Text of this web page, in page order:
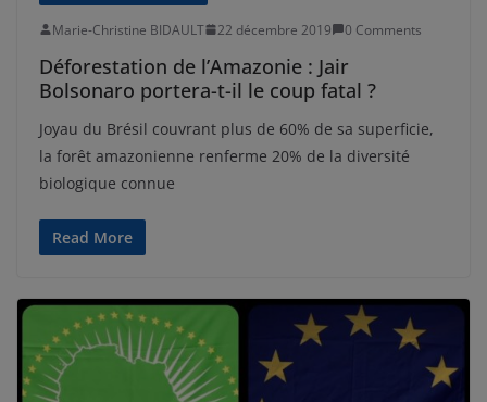
Marie-Christine BIDAULT 22 décembre 2019 0 Comments
Déforestation de l’Amazonie : Jair
Bolsonaro portera-t-il le coup fatal ?
Joyau du Brésil couvrant plus de 60% de sa superficie,
la forêt amazonienne renferme 20% de la diversité
biologique connue
Read More